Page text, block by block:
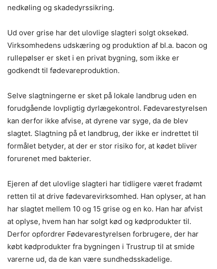
nedkøling og skadedyrssikring.
Ud over grise har det ulovlige slagteri solgt oksekød.
Virksomhedens udskæring og produktion af bl.a. bacon og
rullepølser er sket i en privat bygning, som ikke er
godkendt til fødevareproduktion.
Selve slagtningerne er sket på lokale landbrug uden en
forudgående lovpligtig dyrlægekontrol. Fødevarestyrelsen
kan derfor ikke afvise, at dyrene var syge, da de blev
slagtet. Slagtning på et landbrug, der ikke er indrettet til
formålet betyder, at der er stor risiko for, at kødet bliver
forurenet med bakterier.
Ejeren af det ulovlige slagteri har tidligere været fradømt
retten til at drive fødevarevirksomhed. Han oplyser, at han
har slagtet mellem 10 og 15 grise og en ko. Han har afvist
at oplyse, hvem han har solgt kød og kødprodukter til.
Derfor opfordrer Fødevarestyrelsen forbrugere, der har
købt kødprodukter fra bygningen i Trustrup til at smide
varerne ud, da de kan være sundhedsskadelige.